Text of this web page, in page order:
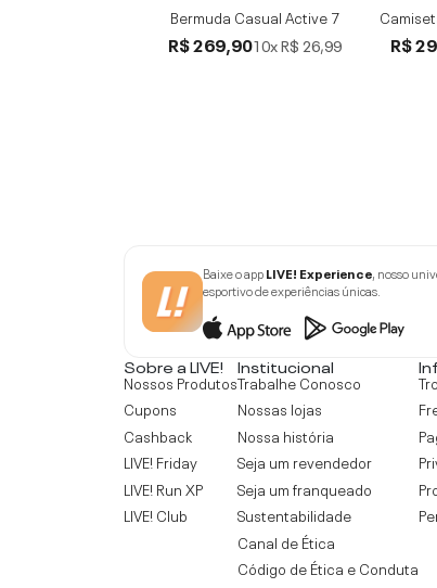
Bermuda Casual Active 7
R$ 269,9010xR$ 26,99 R$
Baixe o appLIVE! Experience, nosso
esportivo de experiências únicas.
Sobre a LIVE!
Nossos Produtos
Cupons
Cashback
LIVE! Friday
LIVE! Run XP
LIVE! Club
Institucional
Trabalhe Conosco
Nossas lojas
Nossa história
Seja um revendedor
Seja um franqueado
Sustentabilidade
Canal de Ética
Código de Ética e Conduta